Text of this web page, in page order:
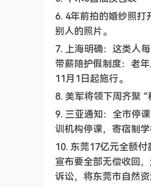
6. 4年前拍的婚纱照
别人的照片。
7. 上海明确：这类人
带薪陪护假制度：老
11月1日起施行。
8. 美军将领下周齐聚
9. 三亚通知：全市停
训机构停课，寄宿制
10. 东莞17亿元全额
宣布要全部无偿收回
诉讼，将东莞市自然